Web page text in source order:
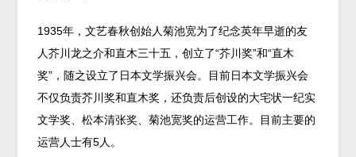
1935年，文艺春秋创始人菊池宽为了纪念英年早逝的友
人芥川龙之介和直木三十五，创立了“芥川奖”和“直木
奖”，随之设立了日本文学振兴会。目前日本文学振兴会
不仅负责芥川奖和直木奖，还负责后创设的大宅状一纪实
文学奖、松本清张奖、菊池宽奖的运营工作。目前主要的
运营人士有5人。